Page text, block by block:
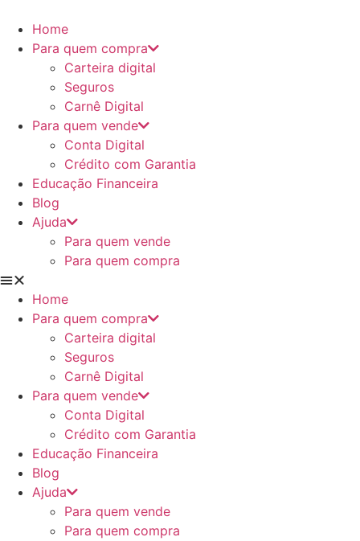
para
conteúdo
Home
Para quem compra
Carteira digital
Seguros
Carnê Digital
Para quem vende
Conta Digital
Crédito com Garantia
Educação Financeira
Blog
Ajuda
Para quem vende
Para quem compra
Home
Para quem compra
Carteira digital
Seguros
Carnê Digital
Para quem vende
Conta Digital
Crédito com Garantia
Educação Financeira
Blog
Ajuda
Para quem vende
Para quem compra